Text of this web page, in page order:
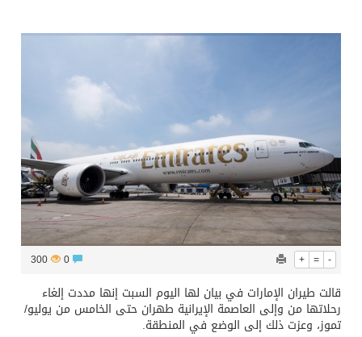
+ = -
300
قالت طيران الإمارات في بيان لها اليوم السبت إنها مددت إلغاء
رحلاتها من وإلى العاصمة الإيرانية طهران حتى الخامس من يوليو/
تموز، وعزت ذلك إلى الوضع في المنطقة.